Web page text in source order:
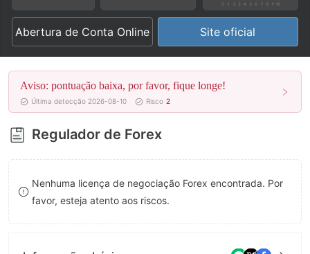
3
4
5
6
7
8
9
1
2
3
4
5
6
7
8
1
2
3
4
5
6
7
8
Abertura de Conta Online Site oficial
Aviso: pontuação baixa, por favor, fique longe!
Última detecção 2026-08-10 Risco 2
Regulador de Forex
Nenhuma licença de negociação Forex encontrada. Por
favor, esteja atento aos riscos.